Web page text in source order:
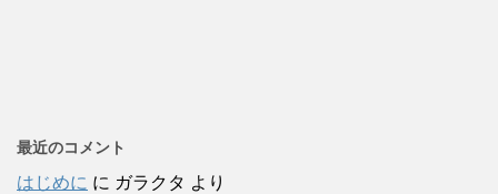
最近のコメント
はじめに に ガラクタ より